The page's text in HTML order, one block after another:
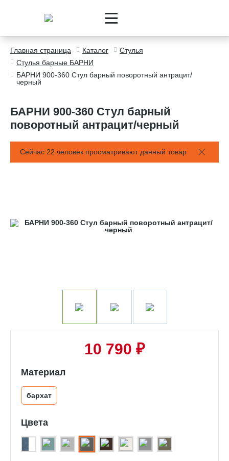
Главная страница Каталог
Стулья
Стулья барные БАРНИ
БАРНИ 900-360 Стул барный поворотный антрацит/
черный
БАРНИ 900-360 Стул барный
поворотный антрацит/черный
Сейчас 22 человек просматривают данный товар
10 790 ₽
Материал
бархат
Цвета